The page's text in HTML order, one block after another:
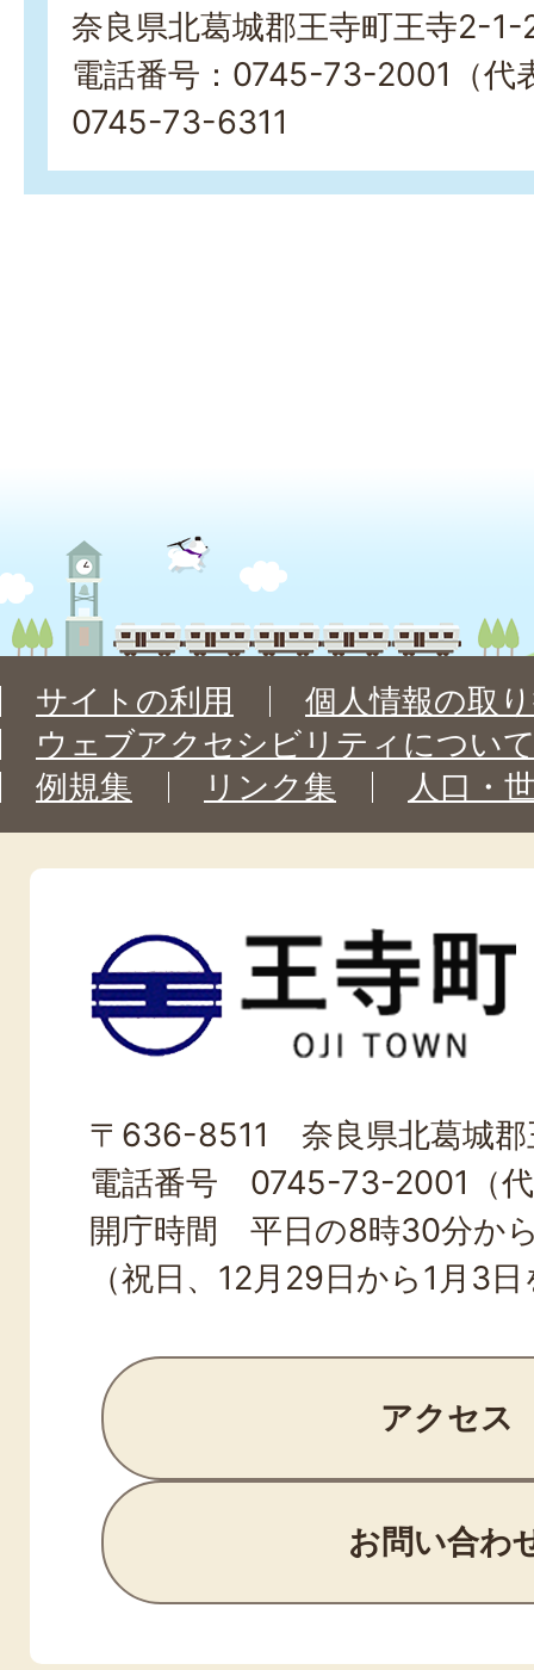
奈良県北葛城郡王寺町王寺2-
電話番号：0745-73-2001（
0745-73-6311
サイトの利用
個人情報の取
ウェブアクセシビリティについ
例規集
リンク集 人口・
王
寺
町
TOWN
〒636-8511 奈良県北葛城郡
電話番号 0745-73-2001（
開庁時間 平日の8時30分か
（祝日、12月29日から1月3
アクセス
お問い合わ